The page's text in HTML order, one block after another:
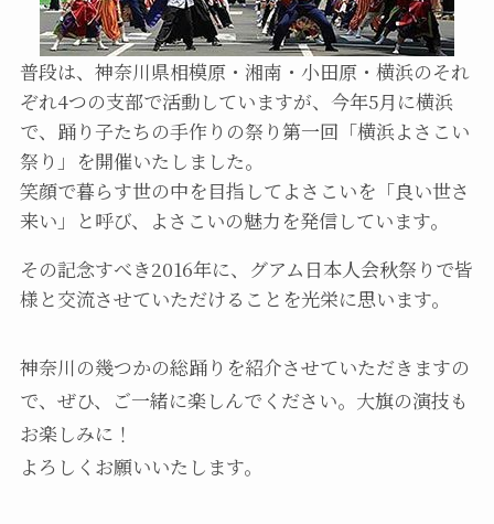
普段は、神奈川県相模原・湘南・小田原・横浜のそれ
ぞれ4つの支部で活動していますが、今年5月に横浜
で、踊り子たちの手作りの祭り第一回「横浜よさこい
祭り」を開催いたしました。
笑顔で暮らす世の中を目指してよさこいを「良い世さ
来い」と呼び、よさこいの魅力を発信しています。
その記念すべき2016年に、グアム日本人会秋祭りで皆
様と交流させていただけることを光栄に思います。
神奈川の幾つかの総踊りを紹介させていただきますの
で、ぜひ、ご一緒に楽しんでください。大旗の演技も
お楽しみに！
よろしくお願いいたします。